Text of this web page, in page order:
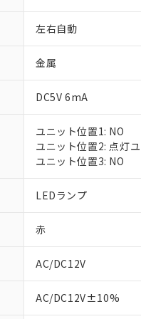
左右自動
金属
DC5V 6mA
ユニット位置1: NO
ユニット位置2: 点灯
ユニット位置3: NO
LEDランプ
赤
AC/DC12V
AC/DC12V±10%
ご利用条件
※1 対応状況
調査・確認中：
非該当品：ライセ
仕入先様の事情に
があります。
※1 中国